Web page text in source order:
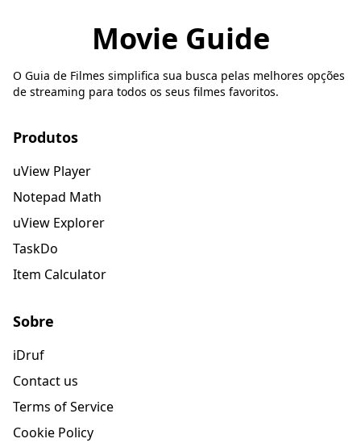
Movie Guide
O Guia de Filmes simplifica sua busca pelas melhores opções
de streaming para todos os seus filmes favoritos.
Produtos
uView Player
Notepad Math
uView Explorer
TaskDo
Item Calculator
Sobre
iDruf
Contact us
Terms of Service
Cookie Policy